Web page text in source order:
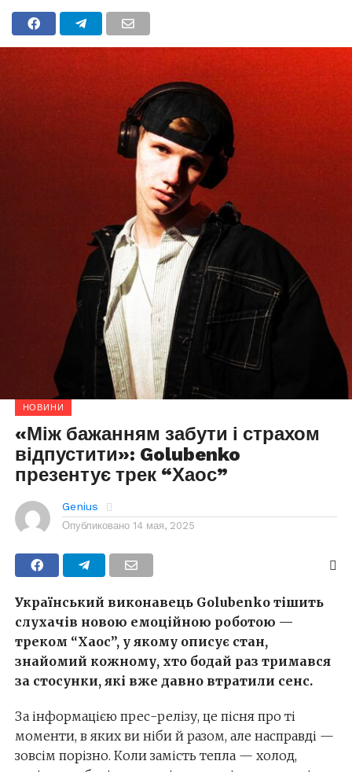
НОВИНИ
«Між бажанням забути і страхом
відпустити»: Golubenko
презентує трек “Хаос”
Genius
Опубликовано 14 мая, 2025
Український виконавець Golubenko тішить
слухачів новою емоційною роботою —
треком “Хаос”, у якому описує стан,
знайомий кожному, хто бодай раз тримався
за стосунки, які вже давно втратили сенс.
За інформацією прес-релізу, це пісня про ті
моменти, в яких ви ніби й разом, але насправді —
зовсім порізно. Коли замість тепла — холод,